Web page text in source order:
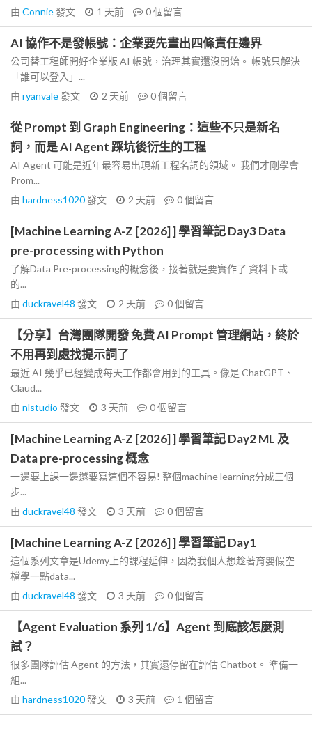
由 Connie發文 1 天前 0個留言
AI 協作不是發帳號：企業要先畫出四條責任邊界
公司替工程師開好企業版 AI 帳號，治理其實還沒開始。 帳號只解決
「誰可以登入」...
由 ryanvale發文 2 天前 0個留言
從 Prompt 到 Graph Engineering：這些不只是新名
詞，而是 AI Agent 踩坑後衍生的工程
AI Agent 可能是近年最容易出現新工程名詞的領域。 我們才剛學會
Prom...
由 hardness1020發文 2 天前 0個留言
[Machine Learning A-Z [2026] ] 學習筆記 Day3 Data
pre-processing with Python
了解Data Pre-processing的概念後，接著就是要實作了 資料下載
的...
由 duckravel48 發文 2 天前 0個留言
【分享】台灣團隊開發 免費 AI Prompt 管理網站，終於
不用再到處找提示詞了
最近 AI 幾乎已經變成每天工作都會用到的工具。像是 ChatGPT、
Claud...
由 nlstudio 發文 3 天前 0個留言
[Machine Learning A-Z [2026] ] 學習筆記 Day2 ML 及
Data pre-processing 概念
一邊要上課一邊還要寫這個不容易! 整個machine learning分成三個
步...
由 duckravel48 發文 3 天前 0個留言
[Machine Learning A-Z [2026] ] 學習筆記 Day1
這個系列文章是Udemy上的課程延伸，因為我個人想趁著育嬰假空
檔學一點data...
由 duckravel48 發文 3 天前 0個留言
【Agent Evaluation 系列 1/6】Agent 到底該怎麼測
試？
很多團隊評估 Agent 的方法，其實還停留在評估 Chatbot。 準備一
組...
由 hardness1020發文 3 天前 1 個留言